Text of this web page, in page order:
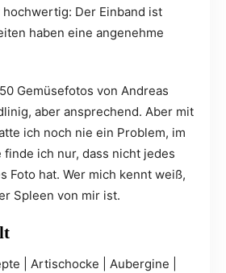
Der Einband ist
haben eine angenehme
Gemüsefotos von Andreas
aber ansprechend. Aber mit
ich noch nie ein Problem, im
finde ich nur, dass nicht jedes
Foto hat. Wer mich kennt weiß,
Spleen von mir ist.
| Artischocke | Aubergine |